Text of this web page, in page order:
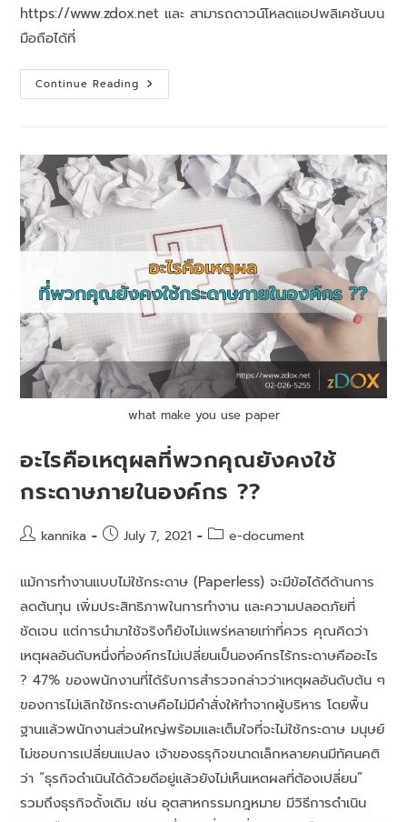
https://www.zdox.net และ สามารถดาวน์โหลดแอปพลิเคชันบน
มือถือได้ที่
Continue Reading
what make you use paper
อะไรคือเหตุผลที่พวกคุณยังคงใช้
กระดาษภายในองค์กร ??
kannika July 7, 2021 e-document
แม้การทํางานแบบไม่ใช้กระดาษ (Paperless) จะมีข้อได้ดีด้านการ
ลดต้นทุน เพิ่มประสิทธิภาพในการทํางาน และความปลอดภัยที่
ชัดเจน แต่การนํามาใช้จริงก็ยังไม่แพร่หลายเท่าที่ควร คุณคิดว่า
เหตุผลอันดับหนึ่งที่องค์กรไม่เปลี่ยนเป็นองค์กรไร้กระดาษคืออะไร
? 47% ของพนักงานที่ได้รับการสำรวจกล่าวว่าเหตุผลอันดับต้น ๆ
ของการไม่เลิกใช้กระดาษคือไม่มีคำสั่งให้ทำจากผู้บริหาร โดยพื้น
ฐานแล้วพนักงานส่วนใหญ่พร้อมและเต็มใจที่จะไม่ใช้กระดาษ มนุษย์
ไม่ชอบการเปลี่ยนแปลง เจ้าของธรุกิจขนาดเล็กหลายคนมีทัศนคติ
ว่า “ธุรกิจดําเนินได้ด้วยดีอยู่แล้วยังไม่เห็นเหตผลที่ต้องเปลี่ยน”
รวมถึงธุรกิจดั้งเดิม เช่น อุตสาหกรรมกฎหมาย มีวิธีการดําเนิน